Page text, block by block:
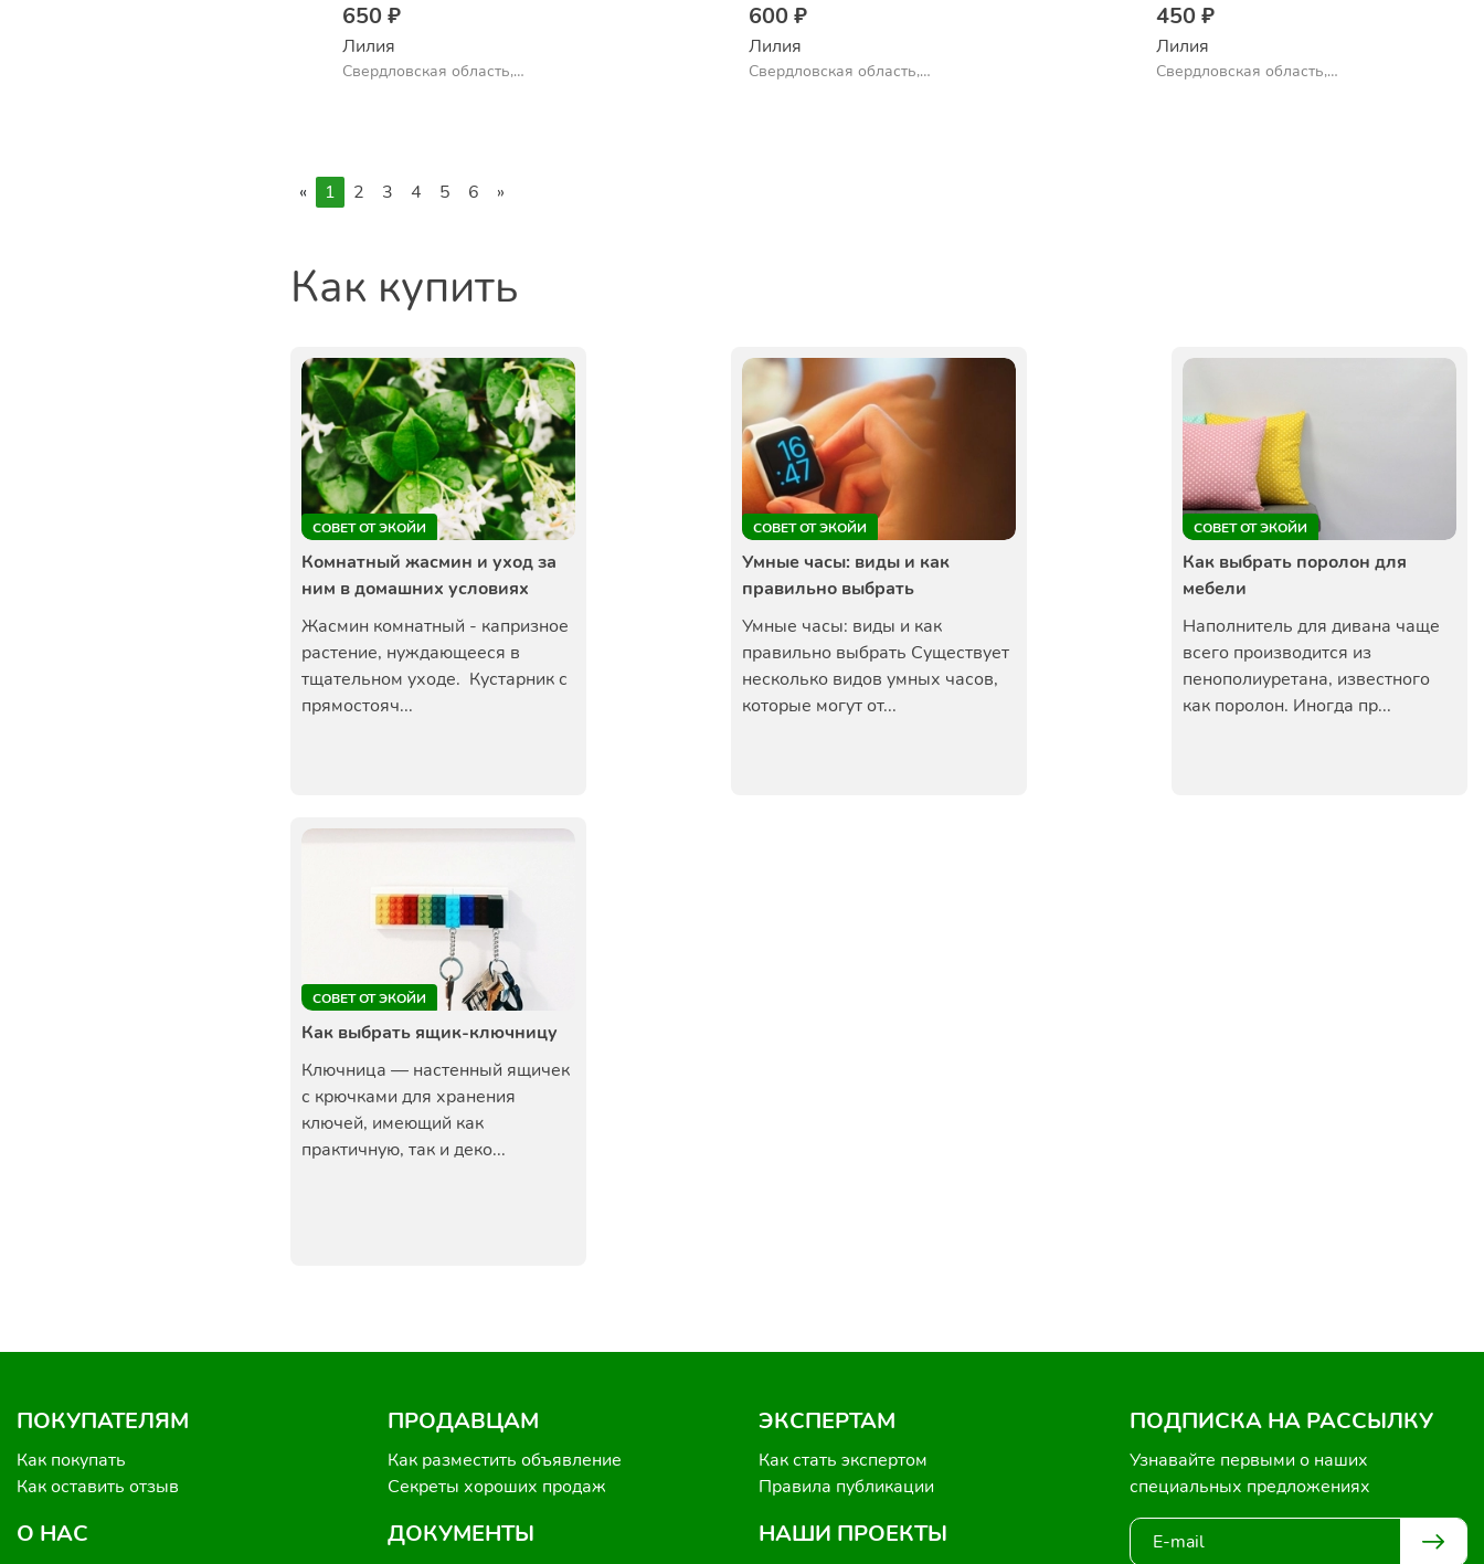
650 ₽
Лилия
Свердловская область,
600 ₽
Лилия
Свердловская область,
450 ₽
Лилия
Свердловская область,
« 1 2 3 4 5 6 »
Как купить
СОВЕТ ОТ ЭКОЙИ
Комнатный жасмин и уход за
ним в домашних условиях
Жасмин комнатный - капризное
растение, нуждающееся в
тщательном уходе. Кустарник с
прямостояч...
СОВЕТ ОТ ЭКОЙИ
Умные часы: виды и как
правильно выбрать
Умные часы: виды и как
правильно выбрать Существует
несколько видов умных часов,
которые могут от...
СОВЕТ ОТ ЭКОЙИ
Как выбрать поролон для
мебели
Наполнитель для дивана чаще
всего производится из
пенополиуретана, известного
как поролон. Иногда пр...
СОВЕТ ОТ ЭКОЙИ
Как выбрать ящик-ключницу
Ключница — настенный ящичек
с крючками для хранения
ключей, имеющий как
практичную, так и деко...
ПОКУПАТЕЛЯМ
Как покупать
Как оставить отзыв
О НАС
ПРОДАВЦАМ
Как разместить объявление
Секреты хороших продаж
ДОКУМЕНТЫ
ЭКСПЕРТАМ
Как стать экспертом
Правила публикации
НАШИ ПРОЕКТЫ
ПОДПИСКА НА РАССЫЛКУ
Узнавайте первыми о наших
специальных предложениях